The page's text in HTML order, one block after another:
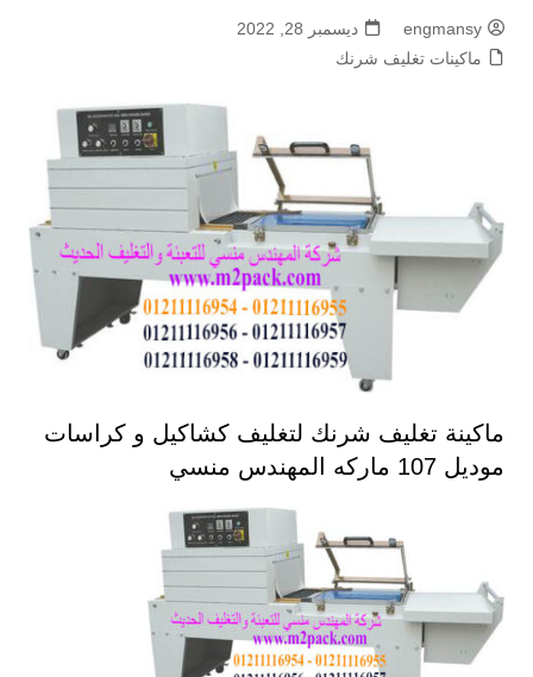
engmansy
ديسمبر 28, 2022
ماكينات تغليف شرنك
ماكينة تغليف شرنك لتغليف كشاكيل و كراسات
موديل 107 ماركه المهندس منسي